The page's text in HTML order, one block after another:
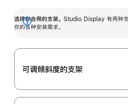
选择你合用的支架。 Studio Display 有两种支
你的各种安装需求。
展
可调倾斜度的支架